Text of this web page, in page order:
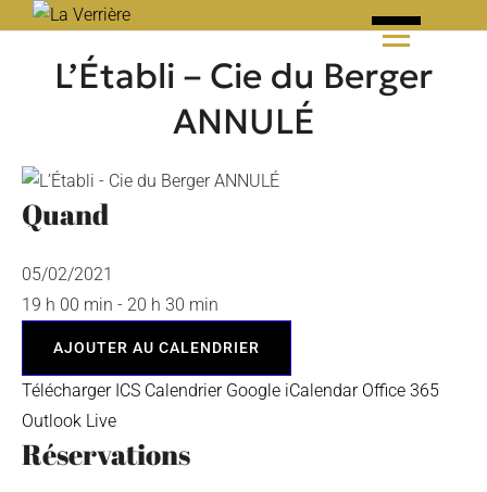
L’Établi – Cie du Berger
ANNULÉ
Quand
05/02/2021
19 h 00 min - 20 h 30 min
AJOUTER AU CALENDRIER
Télécharger ICS Calendrier Google iCalendar Office 365
Outlook Live
Réservations